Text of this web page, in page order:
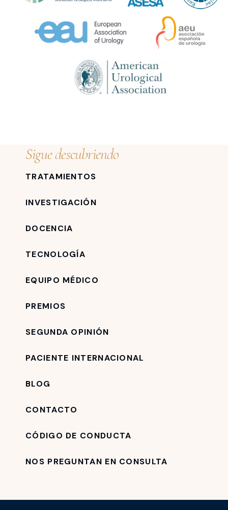
Sigue descubriendo
TRATAMIENTOS
INVESTIGACIÓN
DOCENCIA
TECNOLOGÍA
EQUIPO MÉDICO
PREMIOS
SEGUNDA OPINIÓN
PACIENTE INTERNACIONAL
BLOG
CONTACTO
CÓDIGO DE CONDUCTA
NOS PREGUNTAN EN CONSULTA